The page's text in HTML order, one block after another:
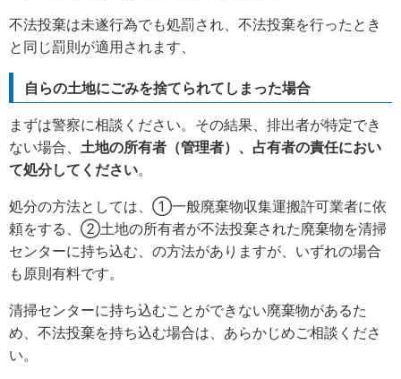
不法投棄は未遂行為でも処罰され、不法投棄を行ったとき
と同じ罰則が適用されます、
自らの土地にごみを捨てられてしまった場合
まずは警察に相談ください。その結果、排出者が特定でき
ない場合、 土地の所有者（管理者）、占有者の責任におい
て処分してください。
処分の方法としては、①一般廃棄物収集運搬許可業者に依
頼をする、②土地の所有者が不法投棄された廃棄物を清掃
センターに持ち込む、の方法がありますが、いずれの場合
も原則有料です。
清掃センターに持ち込むことができない廃棄物があるた
め、不法投棄を持ち込む場合は、あらかじめご相談くださ
い。